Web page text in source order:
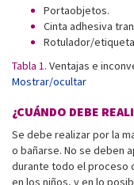
Portaobjetos.
Cinta adhesiva
Rotulador/
Tabla 1. Ventajas e
Mostrar/ocultar
¿CUÁNDO DEBE
Se debe realizar por la
o bañarse. No se deben
durante todo el proceso
en los niños, y en lo